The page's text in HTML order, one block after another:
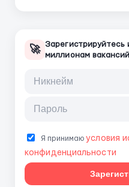
🚀 Зарегистрируйтесь
миллионам
Я принимаюусловия
конфиденциальности